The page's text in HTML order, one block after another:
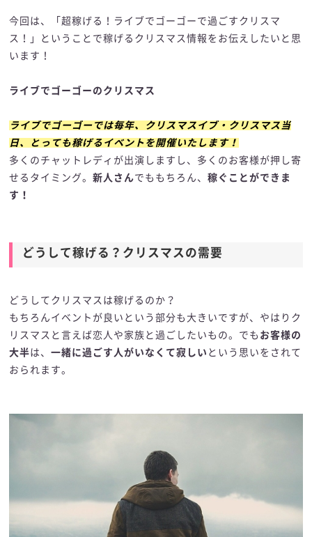
今回は、「超稼げる！ライブでゴーゴーで過ごすクリスマ
ス！」ということで稼げるクリスマス情報をお伝えしたいと思
います！
ライブでゴーゴーのクリスマス
ライブでゴーゴーでは毎年、クリスマスイブ・クリスマス当
日、とっても稼げるイベントを開催いたします！
多くのチャットレディが出演しますし、多くのお客様が押し寄
せるタイミング。新人さんでももちろん、稼ぐことができま
す！
どうして稼げる？クリスマスの需要
どうしてクリスマスは稼げるのか？
もちろんイベントが良いという部分も大きいですが、やはりク
リスマスと言えば恋人や家族と過ごしたいもの。でも お客様の
大半は、一緒に過ごす人がいなくて寂しい という思いをされて
おられます。